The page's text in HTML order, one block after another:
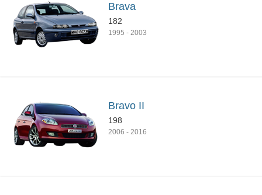
Brava
182
1995 - 2003
Bravo II
198
2006 - 2016